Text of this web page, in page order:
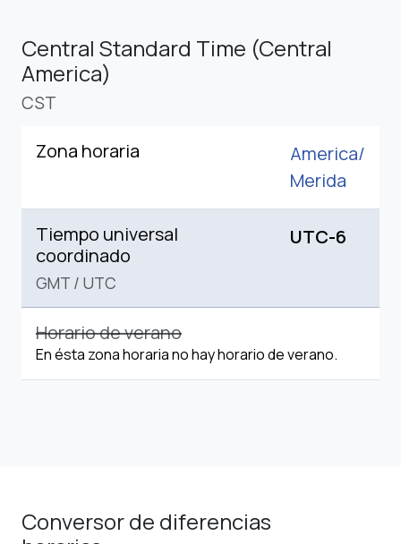
Central Standard Time (Central
America)
CST
Zona horaria
America/
Merida
Tiempo universal
coordinado
GMT / UTC
UTC-6
Horario de verano
En ésta zona horaria no hay horario de verano.
Conversor de diferencias